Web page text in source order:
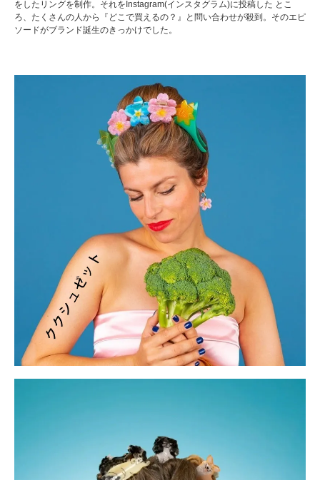
をしたリングを制作。それをInstagram(インスタグラム)に投稿した とこ
ろ、たくさんの人から『どこで買えるの？』と問い合わせが殺到。そのエピ
ソードがブランド誕生のきっかけでした。